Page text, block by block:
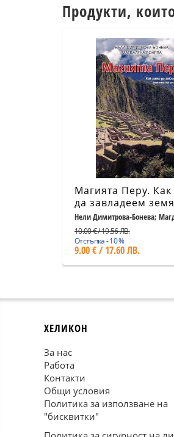
Продукти,
Магията Перу.
да завладеем
инките
Нели Димитрова-Бонева;
10.00 € / 19.56 ЛВ.
Отстъпка - 10 %
9.00 € / 17.60 ЛВ.
ХЕЛИКОН
За нас
Работа
Контакти
Общи условия
Политика за използване на
"бисквитки"